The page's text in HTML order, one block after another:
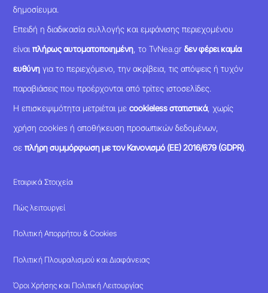
δημοσίευμα.
Επειδή η διαδικασία συλλογής και εμφάνισης περιεχομένου
είναιπλήρως αυτοματοποιημένη , το TvNea.grδεν φέρει καμία
ευθύνη για το περιεχόμενο, την ακρίβεια, τις απόψεις ή τυχόν
παραβιάσεις που προέρχονται από τρίτες ιστοσελίδες.
Η επισκεψιμότητα μετριέται μεcookieless στατιστικά, χωρίς
χρήση cookies ή αποθήκευση προσωπικών δεδομένων,
σεπλήρη συμμόρφωση με τον Κανονισμό (ΕΕ) 2016/679 (GDPR).
Εταιρικά Στοιχεία
Πώς λειτουργεί
Πολιτική Απορρήτου & Cookies
Πολιτική Πλουραλισμού και Διαφάνειας
Όροι Χρήσης και Πολιτική Λειτουργίας